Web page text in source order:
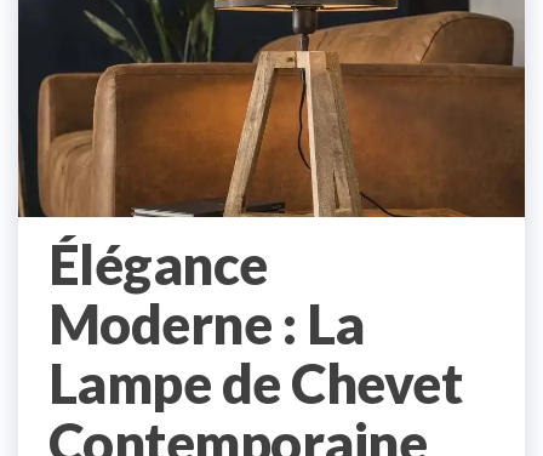
Élégance
Moderne : La
Lampe de Chevet
Contemporaine